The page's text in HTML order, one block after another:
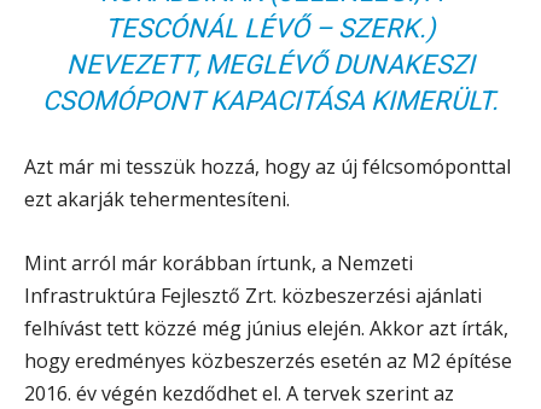
TESCÓNÁL LÉVŐ – SZERK.)
NEVEZETT, MEGLÉVŐ DUNAKESZI
CSOMÓPONT KAPACITÁSA KIMERÜLT.
Azt már mi tesszük hozzá, hogy az új félcsomóponttal
ezt akarják tehermentesíteni.
Mint arról már korábban írtunk, a Nemzeti
Infrastruktúra Fejlesztő Zrt. közbeszerzési ajánlati
felhívást tett közzé még június elején. Akkor azt írták,
hogy eredményes közbeszerzés esetén az M2 építése
2016. év végén kezdődhet el. A tervek szerint az